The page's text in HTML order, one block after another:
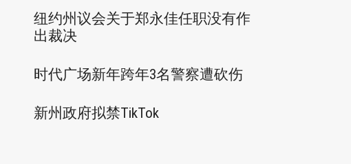
纽约州议会关于郑永佳任职没有作
出裁决
时代广场新年跨年3名警察遭砍伤
新州政府拟禁TikTok